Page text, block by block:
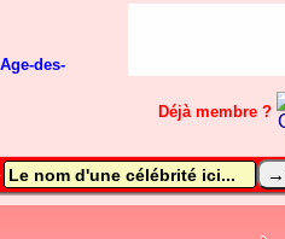
des-
Déjà membre ?